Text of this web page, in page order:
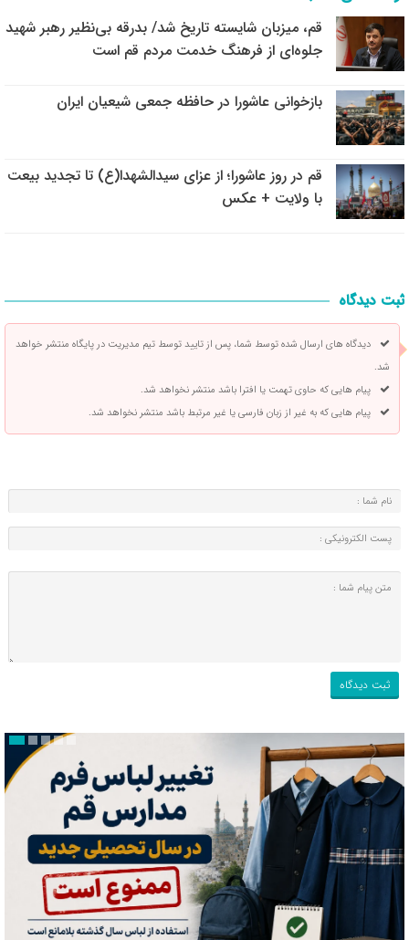
قم، میزبان شایسته تاریخ شد/ بدرقه بی‌نظیر رهبر شهید
جلوه‌ای از فرهنگ خدمت مردم قم است
بازخوانی عاشورا در حافظه جمعی شیعیان ایران
قم در روز عاشورا؛ از عزای سیدالشهدا(ع) تا تجدید بیعت
با ولایت + عکس
ثبت دیدگاه
دیدگاه های ارسال شده توسط شما، پس از تایید توسط تیم مدیریت در پایگاه منتشر خواهد
شد.
پیام هایی که حاوی تهمت یا افترا باشد منتشر نخواهد شد.
پیام هایی که به غیر از زبان فارسی یا غیر مرتبط باشد منتشر نخواهد شد.